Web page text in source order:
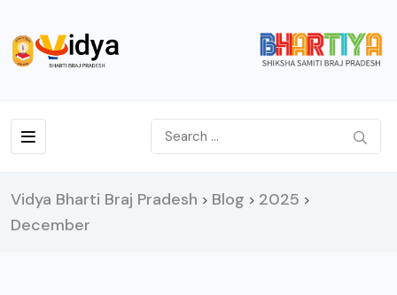
Vidya Bharti Braj Pradesh > Blog > 2025 >
December